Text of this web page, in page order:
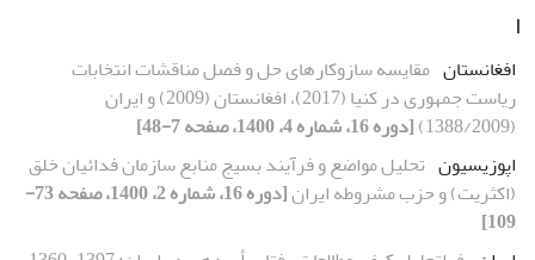
ا
افغانستان مقایسه سازوکارهای حل و فصل مناقشات انتخابات
ریاست جمهوری در کنیا (2017)، افغانستان (2009) و ایران
(1388/2009)
[دوره 16، شماره 4، 1400، صفحه 7-48]
اپوزیسیون تحلیل مواضع و فرآیند بسیج منابع سازمان فدائیان خلق
(اکثریت) و حزب مشروطه ایران
[دوره 16، شماره 2، 1400، صفحه 73-
109]